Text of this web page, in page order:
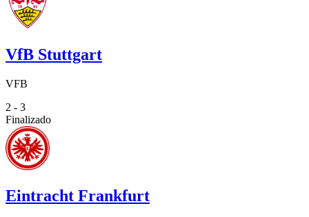
VfB Stuttgart
VFB
2 - 3
Finalizado
Eintracht Frankfurt